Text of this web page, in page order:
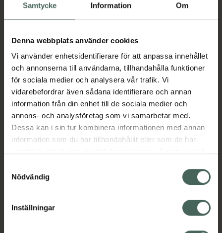
Samtycke Information Om
Denna webbplats använder cookies
Vi använder enhetsidentifierare för att anpassa innehållet
och annonserna till användarna, tillhandahålla funktioner
för sociala medier och analysera vår trafik. Vi
vidarebefordrar även sådana identifierare och annan
information från din enhet till de sociala medier och
annons- och analysföretag som vi samarbetar med.
Dessa kan i sin tur kombinera informationen med annan
information som du har tillhandahållit eller som de har
återkalla ditt samtycke via webbplatsens
cookieinställningar. Ett återkallat samtycke påverkar inte
lagligheten av behandling som skett innan återkallelsen.
Nödvändig
Inställningar
markeringar som gör det enkelt att placera
bröstvårtan rätt och få ett effektivt sug.Finns i
bästa passform.BPA-fri och diskmaskin säker.2
brösttrattar ingår.Endast för användning med
Elvie Pump. 90 dagars garanti.
Jämförpris
499 kr/ st
EAN:05060442520080
Kategorier:
Amning och matningAmningspump
Innehåll Visa
Visa